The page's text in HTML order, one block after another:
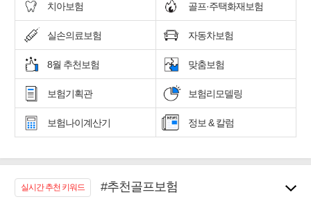
치아보험 골프·주택화재보험
실손의료보험 자동차보험
8월 추천보험 맞춤보험
보험기획관 보험리모델링
보험나이계산기 정보 & 칼럼
실시간 추천 키워드
#추천골프보험